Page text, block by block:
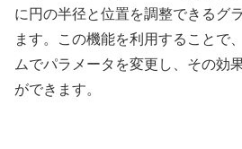
に円の半径と位置を調整できるグ
ます。この機能を利用することで
ムでパラメータを変更し、その効
ができます。